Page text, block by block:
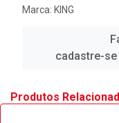
Marca: KING
cadastre-
Produtos